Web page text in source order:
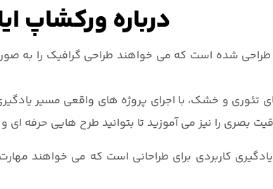
درباره ورکشاپ
طراحی شده است که می خواهند طراحی گرافیک را به
و خشک، با اجرای پروژه های واقعی مسیر یادگیری
بصری را نیز می آموزید تا بتوانید طرح هایی حرفه
کاربردی برای طراحانی است که می خواهند مهارت